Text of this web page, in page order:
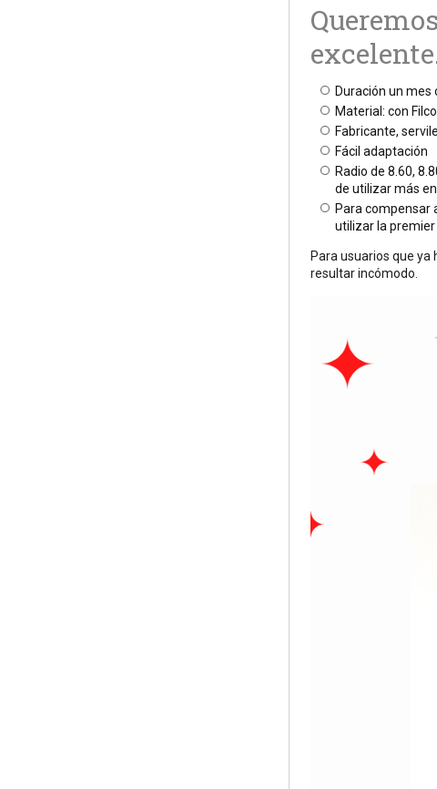
Duración un mes
Material: con
Fabricante,
Fácil adaptación
Radio de 8.60,
de utilizar más
Para compensar
utilizar la premier
Para usuarios que
resultar incómodo.